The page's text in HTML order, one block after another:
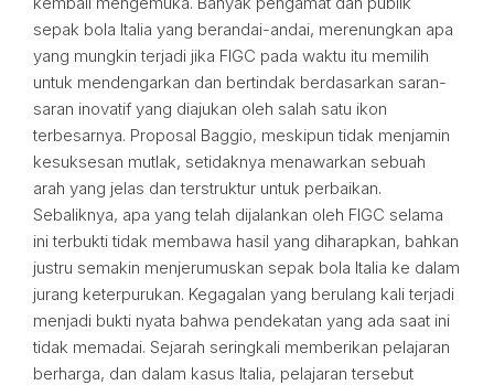
sepak bola Italia yang berandai-andai, merenungkan apa
yang mungkin terjadi jika FIGC pada waktu itu memilih
untuk mendengarkan dan bertindak berdasarkan saran-
saran inovatif yang diajukan oleh salah satu ikon
terbesarnya. Proposal Baggio, meskipun tidak menjamin
kesuksesan mutlak, setidaknya menawarkan sebuah
arah yang jelas dan terstruktur untuk perbaikan.
Sebaliknya, apa yang telah dijalankan oleh FIGC selama
ini terbukti tidak membawa hasil yang diharapkan, bahkan
justru semakin menjerumuskan sepak bola Italia ke dalam
jurang keterpurukan. Kegagalan yang berulang kali terjadi
menjadi bukti nyata bahwa pendekatan yang ada saat ini
tidak memadai. Sejarah seringkali memberikan pelajaran
berharga, dan dalam kasus Italia, pelajaran tersebut